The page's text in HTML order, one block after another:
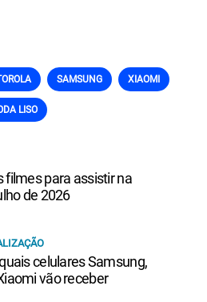
SAMSUNG XIAOMI
LISO
filmes para assistir na
de 2026
celulares Samsung,
vão receber